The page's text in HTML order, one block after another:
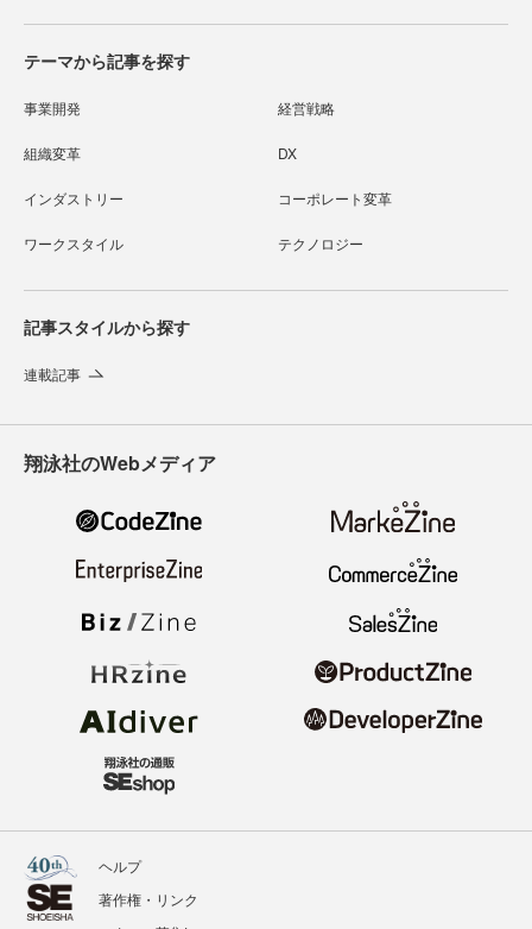
テーマから記事を探す
事業開発 経営戦略
組織変革 DX
インダストリー コーポレート変革
ワークスタイル テクノロジー
記事スタイルから探す
連載記事
翔泳社のWebメディア
ヘルプ
著作権・リンク